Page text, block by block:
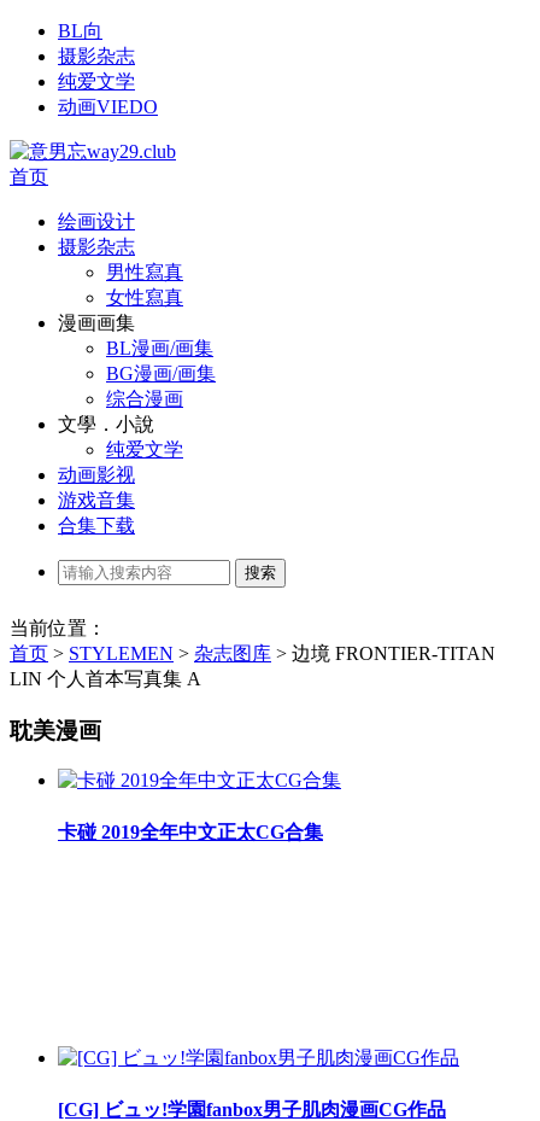
BL向
摄影杂志
纯爱文学
动画VIEDO
首页
绘画设计
摄影杂志
男性寫真
女性寫真
漫画画集
BL漫画/画集
BG漫画/画集
综合漫画
文學．小說
纯爱文学
动画影视
游戏音集
合集下载
当前位置：
首页 > STYLEMEN > 杂志图库 > 边境 FRONTIER-TITAN
LIN 个人首本写真集 A
耽美漫画
卡碰 2019全年中文正太CG合集
[CG] ビュッ!学園fanbox男子肌肉漫画CG作品